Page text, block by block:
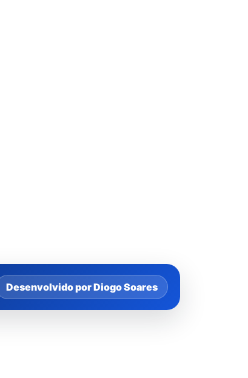
Desenvolvido por Diogo Soares